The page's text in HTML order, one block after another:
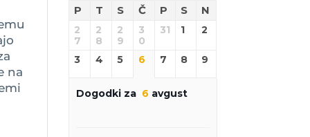
na
P T S Č P S N
2
7
2
8
2
9
3
0
31 1 2
3 4 5 6 7 8 9
Dogodki za 6 avgust